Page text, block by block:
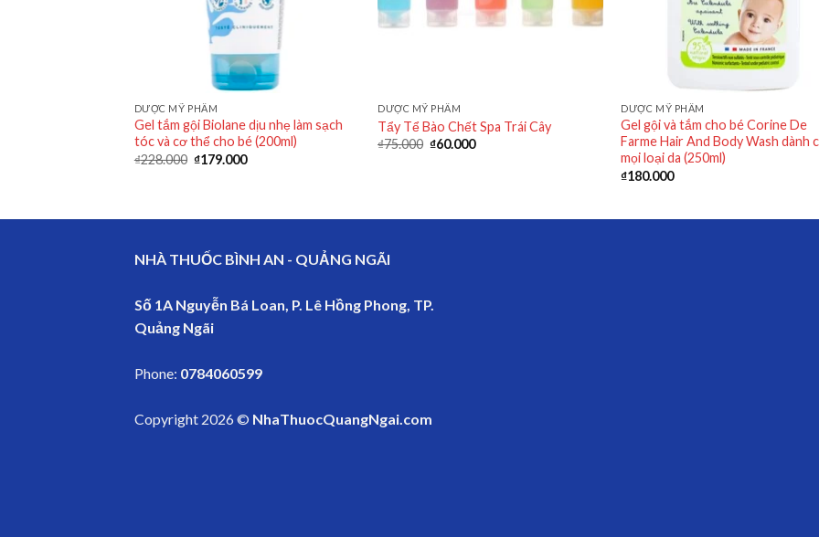
DƯỢC MỸ PHẨM
Gel tắm gội Biolane dịu nhẹ làm sạch
tóc và cơ thể cho bé (200ml)
₫228.000 ₫179.000
DƯỢC MỸ PHẨM
Tẩy Tể Bào Chết Spa Trái Cây
₫75.000 ₫60.000
DƯỢC MỸ PHẨM
Gel gội và tắm cho bé Corine De
Farme Hair And Body Wash dành
mọi loại da (250ml)
₫180.000
NHÀ THUỐC BÌNH AN - QUẢNG NGÃI
Số 1A Nguyễn Bá Loan, P. Lê Hồng Phong, TP.
Quảng Ngãi
Phone: 0784060599
Copyright 2026 © NhaThuocQuangNgai.com